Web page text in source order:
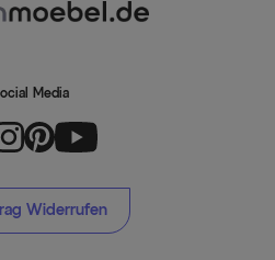
Media
Widerrufen